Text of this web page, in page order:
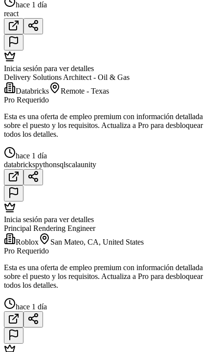
hace 1 día
react
Inicia sesión para ver detalles
Delivery Solutions Architect - Oil & Gas
Databricks
Remote - Texas
Pro Requerido
Esta es una oferta de empleo premium con información detallada
sobre el puesto y los requisitos. Actualiza a Pro para desbloquear
todos los detalles.
hace 1 día
databrickspythonsqlscalaunity
Inicia sesión para ver detalles
Principal Rendering Engineer
Roblox
San Mateo, CA, United States
Pro Requerido
Esta es una oferta de empleo premium con información detallada
sobre el puesto y los requisitos. Actualiza a Pro para desbloquear
todos los detalles.
hace 1 día